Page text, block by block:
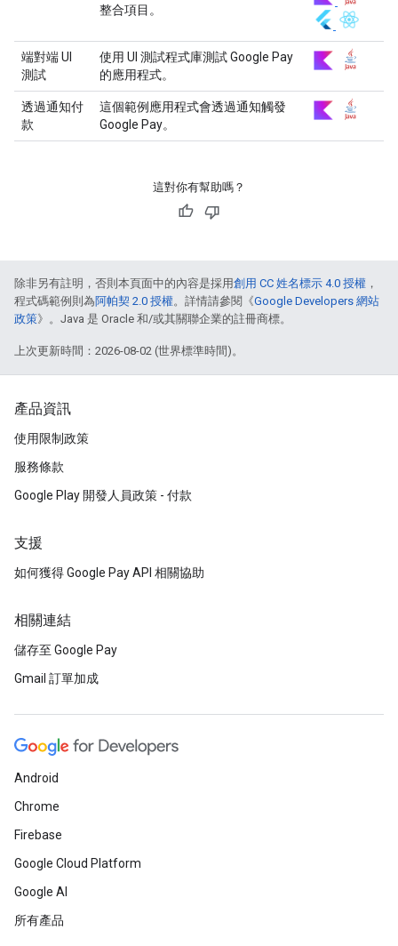
整合項目。
端對端 UI
測試
使用 UI 測試程式庫測試 Google Pay
的應用程式。
透過通知付
款
這個範例應用程式會透過通知觸發
Google Pay。
這對你有幫助嗎？
除非另有註明，否則本頁面中的內容是採用創用 CC 姓名標示 4.0 授權 ，
程式碼範例則為阿帕契 2.0 授權。詳情請參閱《Google Developers 網站
政策》。Java 是 Oracle 和/或其關聯企業的註冊商標。
上次更新時間：2026-08-02 (世界標準時間)。
產品資訊
使用限制政策
服務條款
Google Play 開發人員政策 - 付款
支援
如何獲得 Google Pay API 相關協助
相關連結
儲存至 Google Pay
Gmail 訂單加成
Android
Chrome
Firebase
Google Cloud Platform
Google AI
所有產品